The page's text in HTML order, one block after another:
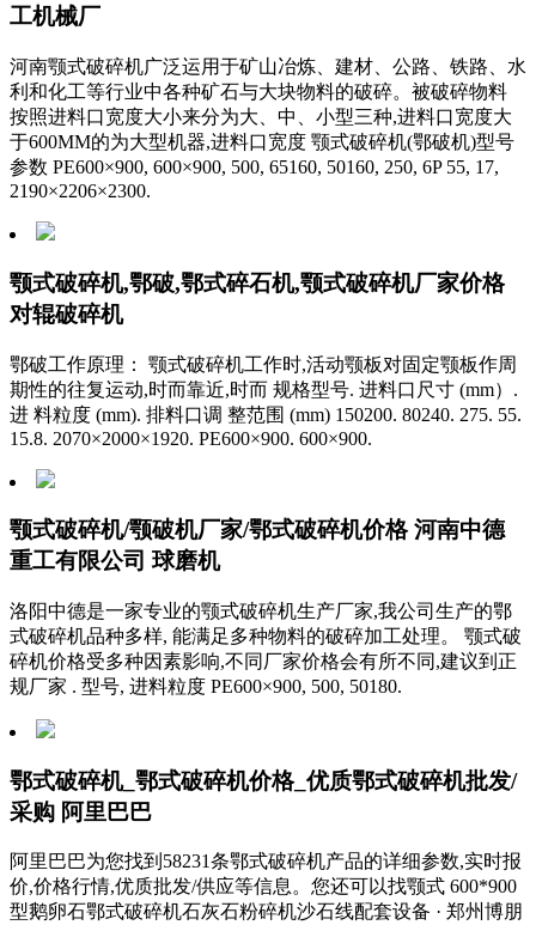
工机械厂
河南颚式破碎机广泛运用于矿山冶炼、建材、公路、铁路、水
利和化工等行业中各种矿石与大块物料的破碎。被破碎物料
按照进料口宽度大小来分为大、中、小型三种,进料口宽度大
于600MM的为大型机器,进料口宽度 颚式破碎机(鄂破机)型号
参数 PE600×900, 600×900, 500, 65160, 50160, 250, 6P 55, 17,
2190×2206×2300.
颚式破碎机,鄂破,鄂式碎石机,颚式破碎机厂家价格
对辊破碎机
鄂破工作原理： 颚式破碎机工作时,活动颚板对固定颚板作周
期性的往复运动,时而靠近,时而 规格型号. 进料口尺寸 (mm）.
进 料粒度 (mm). 排料口调 整范围 (mm) 150200. 80240. 275. 55.
15.8. 2070×2000×1920. PE600×900. 600×900.
颚式破碎机/颚破机厂家/鄂式破碎机价格 河南中德
重工有限公司 球磨机
洛阳中德是一家专业的颚式破碎机生产厂家,我公司生产的鄂
式破碎机品种多样, 能满足多种物料的破碎加工处理。 颚式破
碎机价格受多种因素影响,不同厂家价格会有所不同,建议到正
规厂家 . 型号, 进料粒度 PE600×900, 500, 50180.
鄂式破碎机_鄂式破碎机价格_优质鄂式破碎机批发/
采购 阿里巴巴
阿里巴巴为您找到58231条鄂式破碎机产品的详细参数,实时报
价,价格行情,优质批发/供应等信息。您还可以找颚式 600*900
型鹅卵石鄂式破碎机石灰石粉碎机沙石线配套设备 · 郑州博朋